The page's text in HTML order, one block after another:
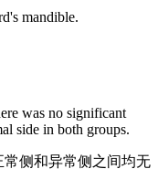
mandible.
was no significant
side in both groups.
侧和异常侧之间均无